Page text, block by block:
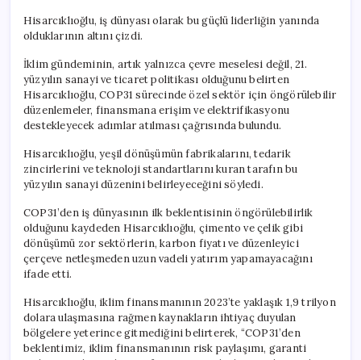
Hisarcıklıoğlu, iş dünyası olarak bu güçlü liderliğin yanında
olduklarının altını çizdi.
İklim gündeminin, artık yalnızca çevre meselesi değil, 21.
yüzyılın sanayi ve ticaret politikası olduğunu belirten
Hisarcıklıoğlu, COP31 sürecinde özel sektör için öngörülebilir
düzenlemeler, finansmana erişim ve elektrifikasyonu
destekleyecek adımlar atılması çağrısında bulundu.
Hisarcıklıoğlu, yeşil dönüşümün fabrikalarını, tedarik
zincirlerini ve teknoloji standartlarını kuran tarafın bu
yüzyılın sanayi düzenini belirleyeceğini söyledi.
COP31’den iş dünyasının ilk beklentisinin öngörülebilirlik
olduğunu kaydeden Hisarcıklıoğlu, çimento ve çelik gibi
dönüşümü zor sektörlerin, karbon fiyatı ve düzenleyici
çerçeve netleşmeden uzun vadeli yatırım yapamayacağını
ifade etti.
Hisarcıklıoğlu, iklim finansmanının 2023’te yaklaşık 1,9 trilyon
dolara ulaşmasına rağmen kaynakların ihtiyaç duyulan
bölgelere yeterince gitmediğini belirterek, “COP31’den
beklentimiz, iklim finansmanının risk paylaşımı, garanti